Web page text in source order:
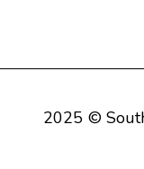
2025 ©